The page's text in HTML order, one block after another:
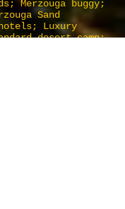
Merzouga buggy;
Sand
hotels; Luxury
desert camp;